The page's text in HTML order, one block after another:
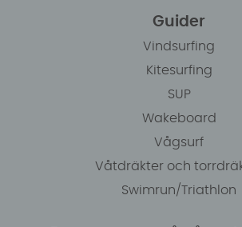
Guider
Vindsurfing
Kitesurfing
SUP
Wakeboard
Vågsurf
Våtdräkter och
Swimrun/Triathlon